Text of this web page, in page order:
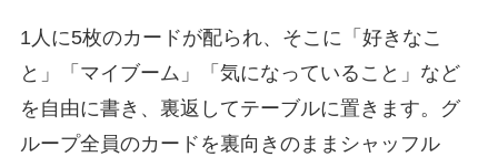
1人に5枚のカードが配られ、そこに「好きなこ
と」「マイブーム」「気になっていること」など
を自由に書き、裏返してテーブルに置きます。グ
ループ全員のカードを裏向きのままシャッフル